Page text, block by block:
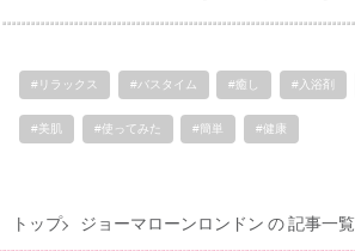
#リラックス #バスタイム #癒し #入浴剤
#美肌 #使ってみた #簡単 #健康
トップ ジョーマローンロンドン の 記事一覧